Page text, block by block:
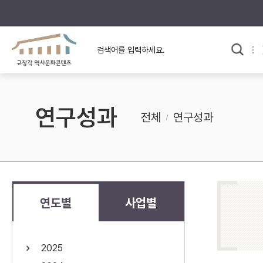
규장각의 어제와 오늘
규장각 소개영상
사료와 문학으로 본
고대
조선 후기
근대
다시쓰
연구성과 전체 연구성과
연도별 사업별
2025